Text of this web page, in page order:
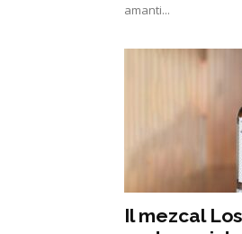
amanti...
Il mezcal